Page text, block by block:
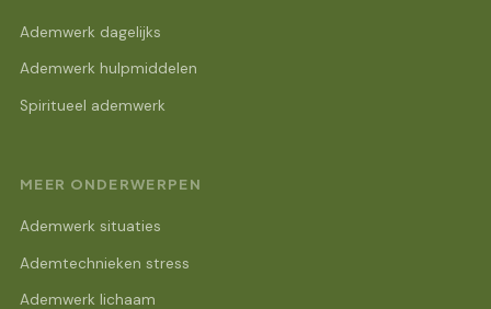
Ademwerk dagelijks
Ademwerk hulpmiddelen
Spiritueel ademwerk
MEER ONDERWERPEN
Ademwerk situaties
Ademtechnieken stress
Ademwerk lichaam